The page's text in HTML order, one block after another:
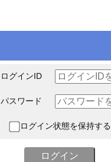
ログインID
パスワード
ログイン状態を保持する